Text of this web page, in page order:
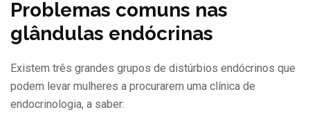
Problemas comuns nas
glândulas endócrinas
Existem três grandes grupos de distúrbios endócrinos que
podem levar mulheres a procurarem uma clínica de
endocrinologia, a saber: